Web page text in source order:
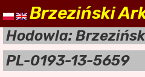
Brzeziński
Hodowla:
PL-0193-13-5659